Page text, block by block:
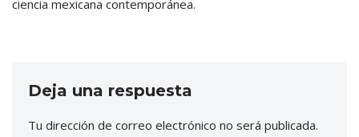
ciencia mexicana contemporánea.
Deja una respuesta
Tu dirección de correo electrónico no será publicada.